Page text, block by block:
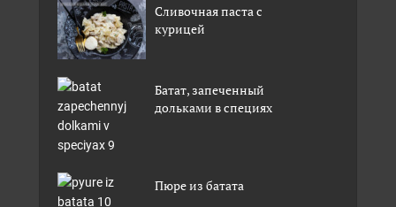
Сливочная паста с
курицей
Батат, запеченный
дольками в специях
Пюре из батата